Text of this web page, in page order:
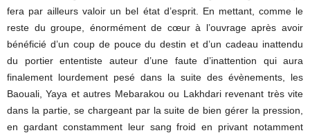
fera par ailleurs valoir un bel état d’esprit. En mettant, comme le
reste du groupe, énormément de cœur à l’ouvrage après avoir
bénéficié d’un coup de pouce du destin et d’un cadeau inattendu
du portier ententiste auteur d’une faute d’inattention qui aura
finalement lourdement pesé dans la suite des évènements, les
Baouali, Yaya et autres Mebarakou ou Lakhdari revenant très vite
dans la partie, se chargeant par la suite de bien gérer la pression,
en gardant constamment leur sang froid en privant notamment